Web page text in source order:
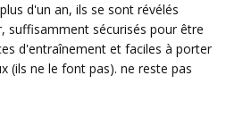
d'un an, ils se sont révélés
suffisamment sécurisés pour être
d'entraînement et faciles à porter
(ils ne le font pas). ne reste pas